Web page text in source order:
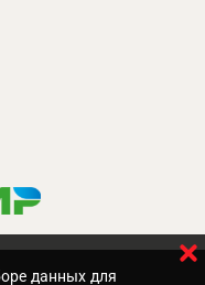
данных для